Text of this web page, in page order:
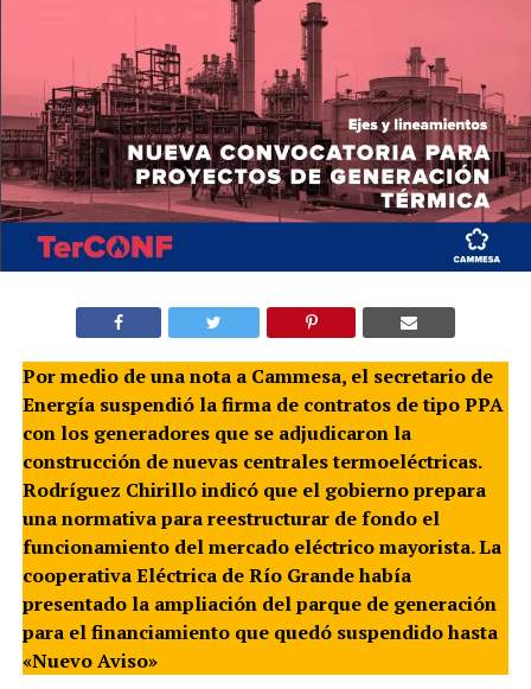
Por medio de una nota a Cammesa, el secretario de
Energía suspendió la firma de contratos de tipo PPA
con los generadores que se adjudicaron la
construcción de nuevas centrales termoeléctricas.
Rodríguez Chirillo indicó que el gobierno prepara
una normativa para reestructurar de fondo el
funcionamiento del mercado eléctrico mayorista. La
cooperativa Eléctrica de Río Grande había
presentado la ampliación del parque de generación
para el financiamiento que quedó suspendido hasta
«Nuevo Aviso»